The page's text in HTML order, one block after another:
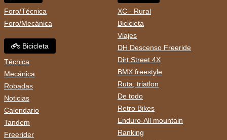
Foro/Técnica
Foro/Mecánica
Bicicleta
Técnica
Mecánica
Robadas
Noticias
Calendario
Tandem
Freerider
XC - Rural
Bicicleta
Viajes
DH Descenso Freeride
Dirt Street 4X
BMX freestyle
Ruta, triatlon
De todo
Retro Bikes
Enduro-All mountain
Ranking